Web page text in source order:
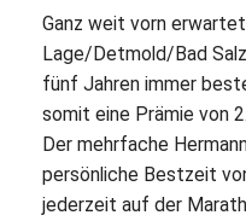
Ganz weit vorn
Lage/Detmold/Bad
fünf Jahren immer
somit eine Prämie von
Der mehrfache
persönliche Bestzeit
jederzeit auf der